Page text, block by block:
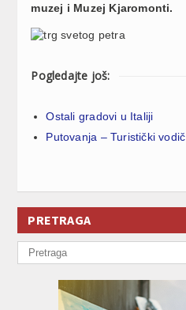
muzej i Muzej Kjaromonti.
Pogledajte još:
Ostali gradovi u Italiji
Putovanja – Turistički vodič
PRETRAGA